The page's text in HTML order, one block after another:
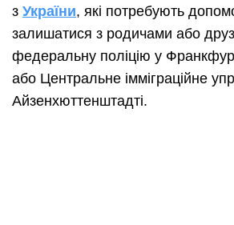
з України, які потребують
залишатися з родичами або
федеральну поліцію у
або Центральне імміграційне
Айзенхюттенштадті.